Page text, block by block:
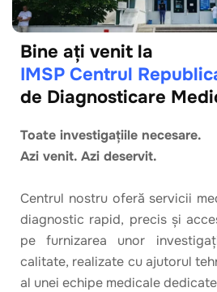
Bine ați venit la
IMSP Centrul
de Diagnosticare
Toate investigațiile necesare.
Azi venit. Azi deservit.
Centrul nostru oferă servicii
diagnostic rapid, precis și
pe furnizarea unor
calitate, realizate cu ajutorul
al unei echipe medicale